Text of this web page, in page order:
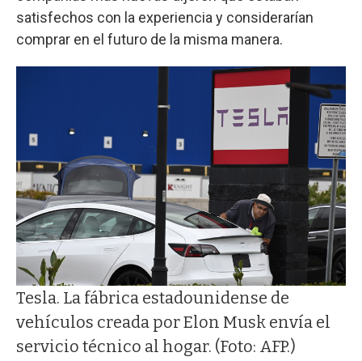
satisfechos con la experiencia y considerarían
comprar en el futuro de la misma manera.
Tesla. La fábrica estadounidense de
vehículos creada por Elon Musk envía el
servicio técnico al hogar. (Foto: AFP.)